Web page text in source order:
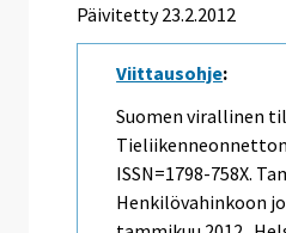
Päivitetty 23.2.2012
Viittausohje:
Suomen virallinen
ISSN=1798-758X.
Henkilövahinkoon